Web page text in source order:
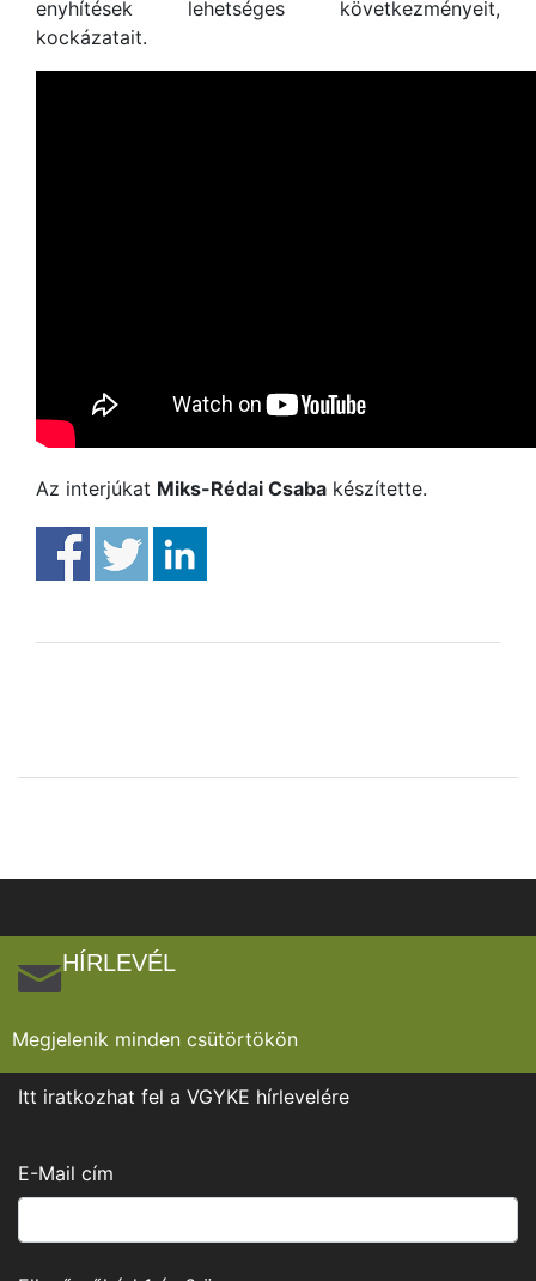
enyhítések lehetséges következményeit,
kockázatait.
Az interjúkat Miks-Rédai Csaba készítette.
HÍRLEVÉL
Megjelenik minden csütörtökön
Itt iratkozhat fel a VGYKE hírlevelére
E-Mail cím